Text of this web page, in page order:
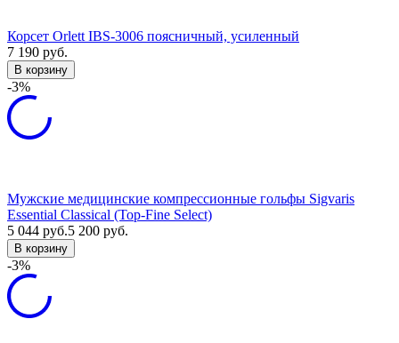
Корсет Orlett IBS-3006 поясничный, усиленный
7 190 руб.
В корзину
-3%
Мужские медицинские компрессионные гольфы Sigvaris
Essential Classical (Top-Fine Select)
5 044 руб.5 200 руб.
В корзину
-3%